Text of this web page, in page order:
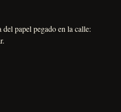
papel pegado en la calle: